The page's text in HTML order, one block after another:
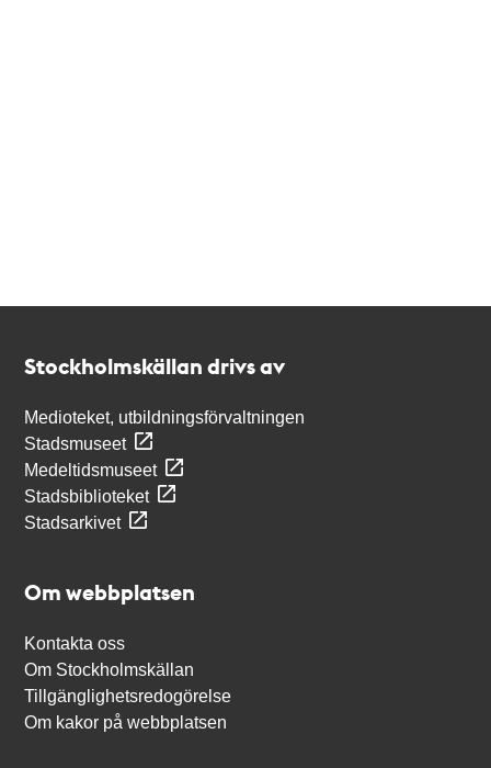
Stockholmskällan drivs av
Medioteket, utbildningsförvaltningen
Stadsmuseet
Medeltidsmuseet
Stadsbiblioteket
Stadsarkivet
Om webbplatsen
Kontakta oss
Om Stockholmskällan
Tillgänglighetsredogörelse
Om kakor på webbplatsen